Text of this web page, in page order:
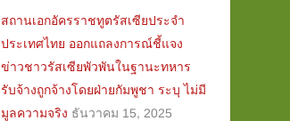
สถานเอกอัครราชทูตรัสเซียประจำ
ประเทศไทย ออกแถลงการณ์ชี้แจง
ข่าวชาวรัสเซียพัวพันในฐานะทหาร
รับจ้างถูกจ้างโดยฝ่ายกัมพูชา ระบุ ไม่มี
มูลความจริง ธันวาคม 15, 2025